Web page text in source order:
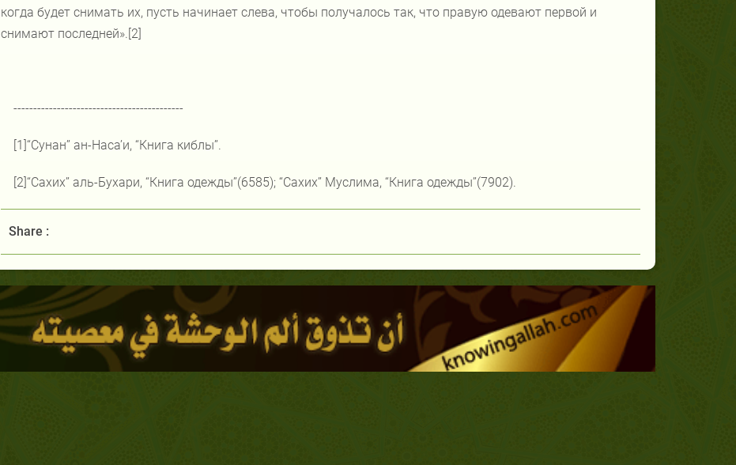
когда будет снимать их, пусть начинает слева, чтобы получалось так, что правую одевают первой и
снимают последней».[2]
-------------------------------------------
[1]‘‘Сунан’’ ан-Наса’и, ‘‘Книга киблы’’.
[2]‘‘Сахих’’ аль-Бухари, ‘‘Книга одежды’’(6585); ‘‘Сахих’’ Муслима, ‘‘Книга одежды’’(7902).
Share :